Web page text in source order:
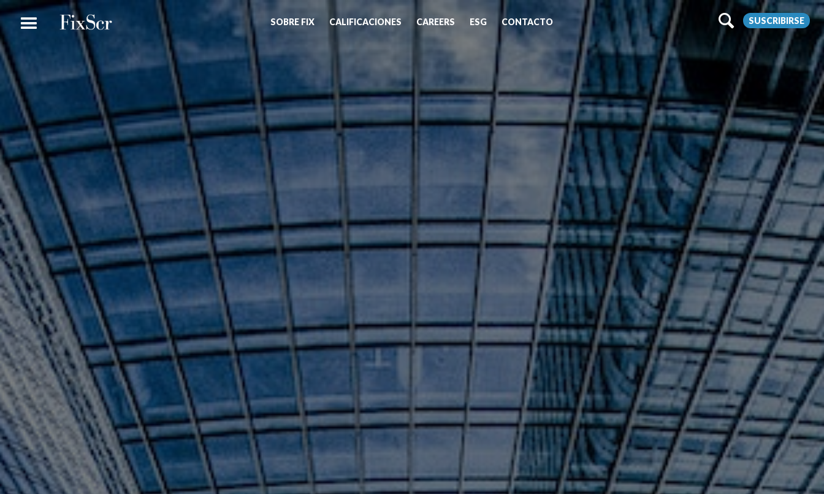
SOBRE FIX CALIFICACIONES CAREERS ESG CONTACTO SUSCRIBIRSE